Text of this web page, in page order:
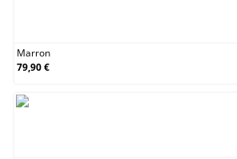
Marron
79,90 €